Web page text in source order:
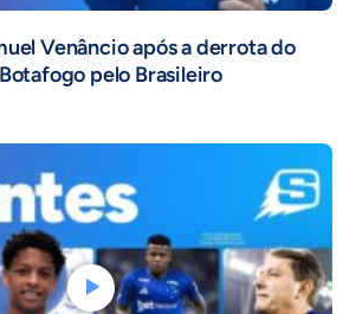
Venâncio após a derrota do
pelo Brasileiro